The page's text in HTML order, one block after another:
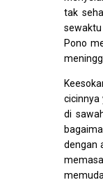
tak
sewaktu
Pono
cicinnya
di
dengan